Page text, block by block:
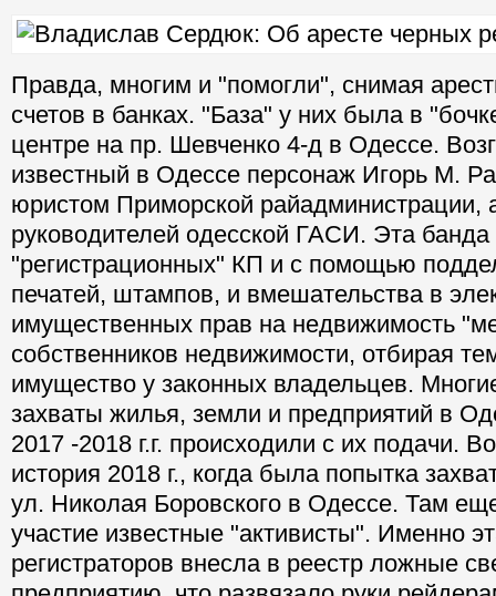
Правда, многим и "помогли", снимая
счетов в банках. "База" у них была в
центре на пр. Шевченко 4-д в Одессе.
известный в Одессе персонаж Игорь М.
юристом Приморской райадминистрации,
руководителей одесской ГАСИ. Эта банда
"регистрационных" КП и с помощью
печатей, штампов, и вмешательства в
имущественных прав на недвижимость
собственников недвижимости, отбирая
имущество у законных владельцев.
захваты жилья, земли и предприятий в
2017 -2018 г.г. происходили с их подачи.
история 2018 г., когда была попытка
ул. Николая Боровского в Одессе. Там
участие известные "активисты". Именно
регистраторов внесла в реестр ложные